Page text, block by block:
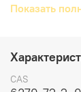
слегка
дает ей
минут
Показать
CAS